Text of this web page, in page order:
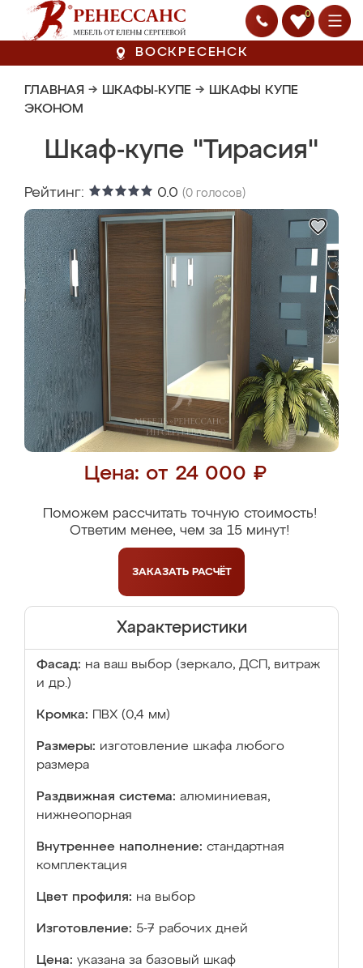
0
ВОСКРЕСЕНСК
ГЛАВНАЯ → ШКАФЫ-КУПЕ → ШКАФЫ КУПЕ
ЭКОНОМ
Шкаф-купе "Тирасия"
Рейтинг: 0.0 (0 голосов)
Цена: от 24 000 ₽
Поможем рассчитать точную стоимость!
Ответим менее, чем за 15 минут!
ЗАКАЗАТЬ РАСЧЁТ
Характеристики
Фасад: на ваш выбор (зеркало, ДСП, витраж
и др.)
Кромка: ПВХ (0,4 мм)
Размеры: изготовление шкафа любого
размера
Раздвижная система: алюминиевая,
нижнеопорная
Внутреннее наполнение: стандартная
комплектация
Цвет профиля: на выбор
Изготовление: 5-7 рабочих дней
Цена: указана за базовый шкаф